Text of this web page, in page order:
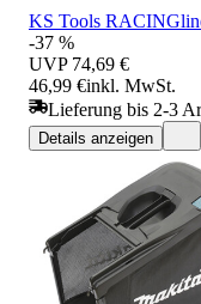
KS Tools
-37 %
UVP 74,69 €
46,99 €inkl. MwSt.
Lieferung bis 2-3
Details anzeigen